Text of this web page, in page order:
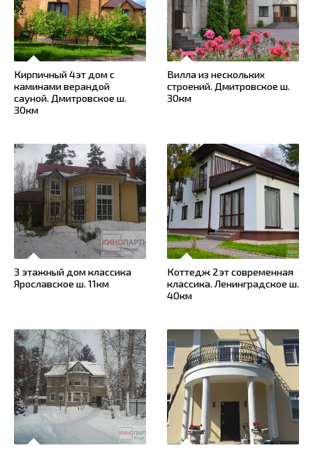
Кирпичный 4эт дом с
каминами верандой
сауной. Дмитровское ш.
30км
Вилла из нескольких
строений. Дмитровское ш.
30км
3 этажный дом классика
Ярославское ш. 11км
Коттедж 2эт современная
классика. Ленинградское ш.
40км